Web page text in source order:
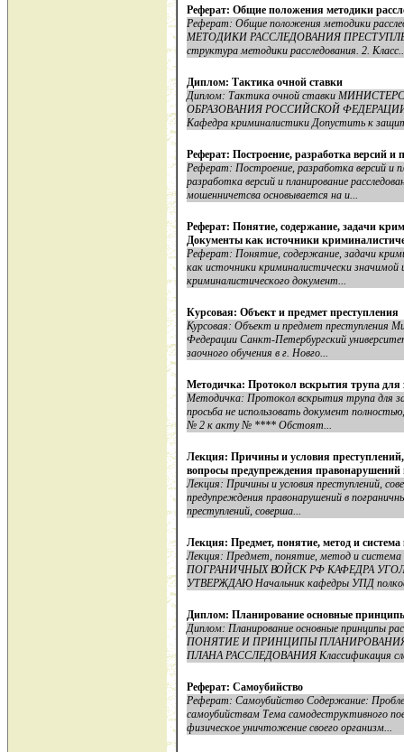
Реферат: Общие положения методики
Реферат: Общие положения методики
МЕТОДИКИ РАССЛЕДОВАНИЯ
структура методики расследования. 2.
Диплом: Тактика очной ставки
Диплом: Тактика очной ставки
ОБРАЗОВАНИЯ РОССИЙСКОЙ ФЕДЕРАЦИИ
Кафедра криминалистики Допустить к
Реферат: Построение, разработка версий и
Реферат: Построение, разработка версий и
разработка версий и планирование
мошенничетсва основывается на и...
Реферат: Понятие, содержание, задачи
Документы как источники
Реферат: Понятие, содержание, задачи
как источники криминалистически
криминалистического документ...
Курсовая: Объект и предмет преступления
Курсовая: Объект и предмет преступления
Федерации Санкт-Петербургский
заочного обучения в г. Новго...
Методичка: Протокол вскрытия трупа для
Методичка: Протокол вскрытия трупа для
просьба не использовать документ
№ 2 к акту № **** Обстоят...
Лекция: Причины и условия
вопросы предупреждения правонарушений
Лекция: Причины и условия преступлений,
предупреждения правонарушений в
преступлений, соверша...
Лекция: Предмет, понятие, метод и
Лекция: Предмет, понятие, метод и
ПОГРАНИЧНЫХ ВОЙСК РФ КАФЕДРА
УТВЕРЖДАЮ Начальник кафедры УПД
Диплом: Планирование основные
Диплом: Планирование основные принципы
ПОНЯТИЕ И ПРИНЦИПЫ ПЛАНИРОВАНИЯ
ПЛАНА РАССЛЕДОВАНИЯ Классификация
Реферат: Самоубийство
Реферат: Самоубийство Содержание:
самоубийствам Тема самодеструктивного
физическое уничтожение своего организм...